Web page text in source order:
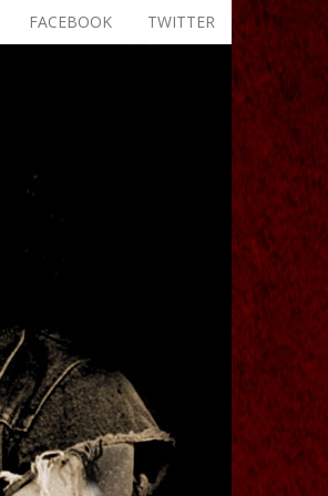
TWITTER
FACEBOOK